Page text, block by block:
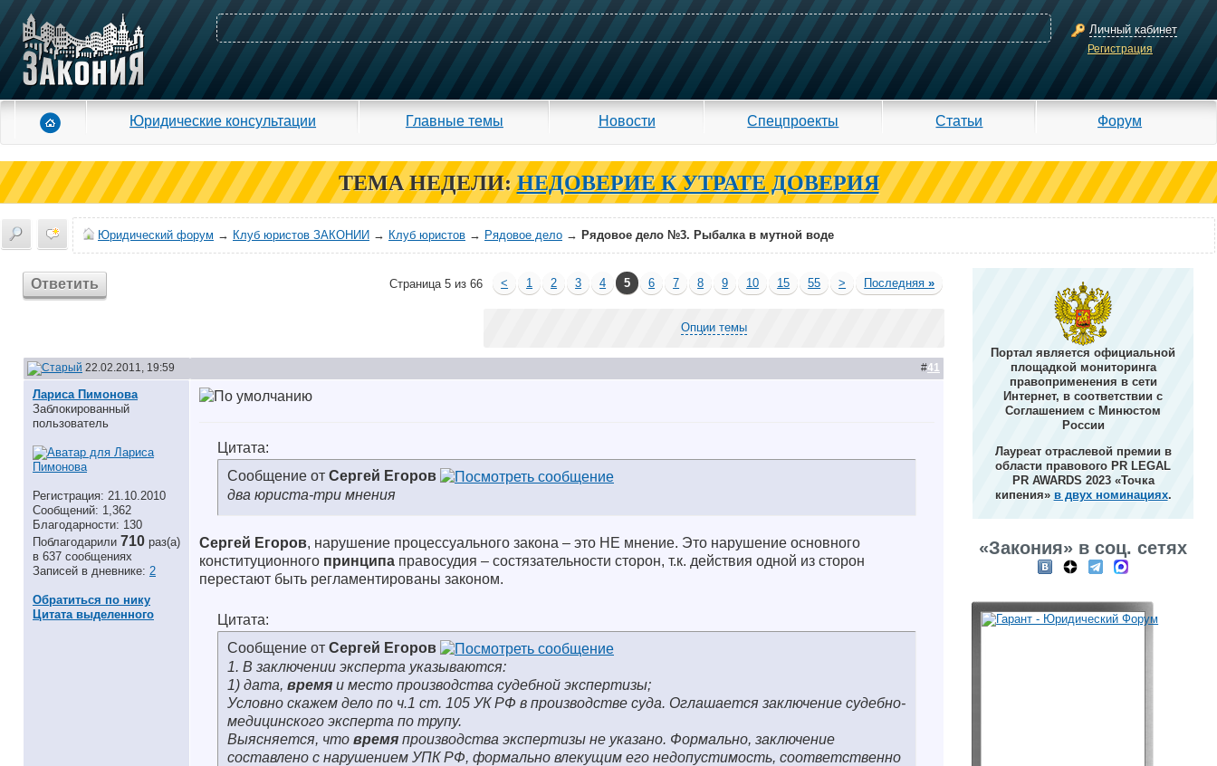
Личный кабинет
Регистрация
Юридические консультации Главные темы Новости Спецпроекты Статьи Форум
ТЕМА НЕДЕЛИ: НЕДОВЕРИЕ К УТРАТЕ ДОВЕРИЯ
Юридический форум → Клуб юристов ЗАКОНИИ → Клуб юристов → Рядовое дело → Рядовое дело №3. Рыбалка в мутной воде
Ответить Страница 5 из 66 < 1 2 3 4 5 6 7 8 9 10 15 55 > Последняя»
Опции темы
22.02.2011, 19:59 #41
Лариса Пимонова
Заблокированный
пользователь
Регистрация: 21.10.2010
Сообщений: 1,362
Благодарности: 130
Поблагодарили 710 раз(а)
в 637 сообщениях
Записей в дневнике: 2
Обратиться по нику
Цитата выделенного
Цитата:
Сообщение от Сергей Егоров
два юриста-три мнения
Сергей Егоров, нарушение процессуального закона – это НЕ мнение. Это нарушение основного
конституционного принципа правосудия – состязательности сторон, т.к. действия одной из сторон
перестают быть регламентированы законом.
Цитата:
Сообщение от Сергей Егоров
1. В заключении эксперта указываются:
1) дата, время и место производства судебной экспертизы;
Условно скажем дело по ч.1 ст. 105 УК РФ в производстве суда. Оглашается заключение судебно-
медицинского эксперта по трупу.
Выясняется, что время производства экспертизы не указано. Формально, заключение
составлено с нарушением УПК РФ, формально влекущим его недопустимость, соответственно
Портал является официальной
площадкой мониторинга
правоприменения в сети
Интернет, в соответствии с
Соглашением с Минюстом
России
Лауреат отраслевой премии в
области правового PR LEGAL
PR AWARDS 2023 «Точка
кипения» в двух номинациях.
«Закония» в соц. сетях